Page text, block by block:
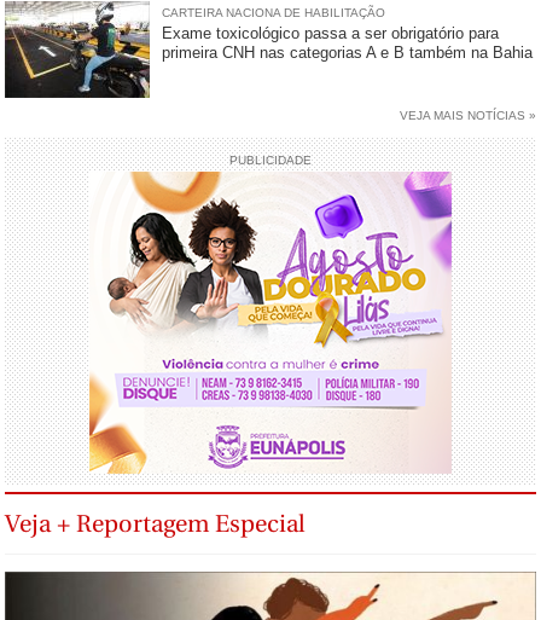
CARTEIRA NACIONA DE HABILITAÇÃO
Exame toxicológico passa a ser obrigatório para
primeira CNH nas categorias A e B também na Bahia
VEJA MAIS NOTÍCIAS »
PUBLICIDADE
Veja + Reportagem Especial